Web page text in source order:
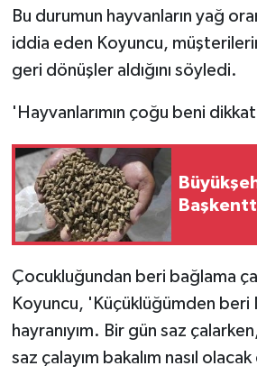
Bu durumun hayvanların yağ
iddia eden Koyuncu,
geri dönüşler aldığını söyledi.
'Hayvanlarımın çoğu beni
Çocukluğundan beri bağlama
Koyuncu, 'Küçüklüğümden beri
hayranıyım. Bir gün saz
saz çalayım bakalım nasıl